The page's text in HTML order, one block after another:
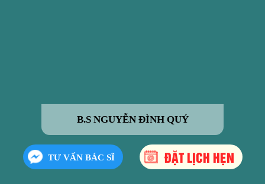
B.S NGUYỄN ĐÌNH QUÝ
TƯ VẤN BÁC SĨ ĐẶT LỊCH HẸN